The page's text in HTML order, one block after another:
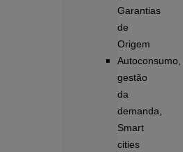
Garantias
de
Origem
Autoconsumo,
gestão
da
demanda,
Smart
cities